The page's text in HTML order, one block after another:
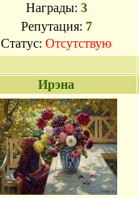
Награды: 3
Репутация: 7
Статус: Отсутствую
Ирэна